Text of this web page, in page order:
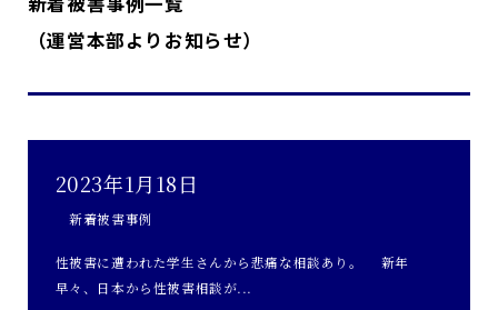
（運営本部よりお知らせ）
2023年1月18日
新着被害事例
性被害に遭われた学生さんから悲痛な相談あり。 新年
早々、日本から性被害相談が...